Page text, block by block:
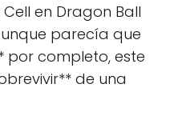
en Dragon Ball
parecía que
por completo, este
de una